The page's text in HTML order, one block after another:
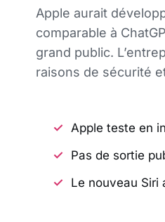
Apple aurait
comparable à
grand public.
raisons de sécurité
Apple teste en
Pas de sortie
Le nouveau Siri